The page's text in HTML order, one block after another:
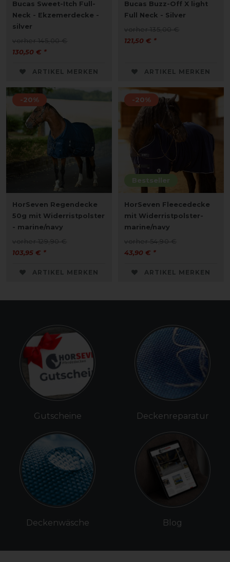
Bucas Sweet-Itch Full-
Neck - Ekzemerdecke -
silver
vorher 145,00 €
130,50 € *
ARTIKEL MERKEN
Bucas Buzz-Off X light
Full Neck - Silver
vorher 135,00 €
121,50 € *
ARTIKEL MERKEN
-20%
HorSeven Regendecke
50g mit Widerristpolster
- marine/navy
vorher 129,90 €
103,95 € *
ARTIKEL MERKEN
Bestseller
-20%
HorSeven Fleecedecke
mit Widerristpolster-
marine/navy
vorher 54,90 €
43,90 € *
ARTIKEL MERKEN
Gutscheine
Deckenwäsche
Deckenreparatur
Blog